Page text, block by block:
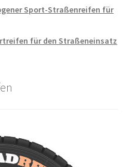
Sport-Straßenreifen für
für den Straßeneinsatz